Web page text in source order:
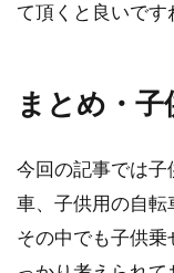
て頂くと良いです
まとめ・子
今回の記事では
車、子供用の自転
その中でも子供